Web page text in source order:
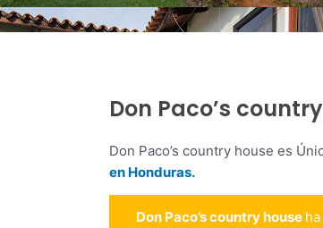
Don Paco’s
Don Paco’s country house es
en Honduras.
Don Paco’s country house